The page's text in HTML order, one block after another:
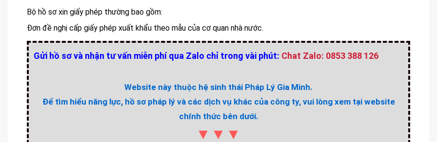
Bộ hồ sơ xin giấy phép thường bao gồm:
Đơn đề nghị cấp giấy phép xuất khẩu theo mẫu của cơ quan nhà nước.
Gửi hồ sơ và nhận tư vấn miễn phí qua Zalo chỉ trong vài phút: Chat Zalo: 0853 388 126
Website này thuộc hệ sinh thái Pháp Lý Gia Minh.
Để tìm hiểu năng lực, hồ sơ pháp lý và các dịch vụ khác của công ty, vui lòng xem tại website
chính thức bên dưới.
▼▼▼